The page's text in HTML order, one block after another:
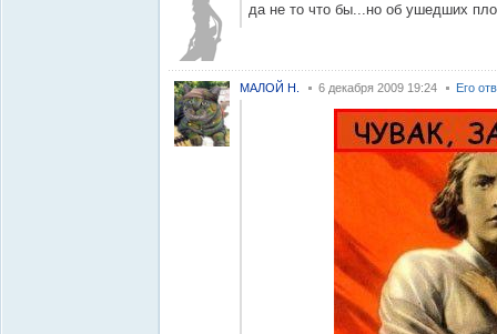
да не то что бы...но об ушедших
МАЛОЙ Н. 6 декабря 2009 19:24 Его